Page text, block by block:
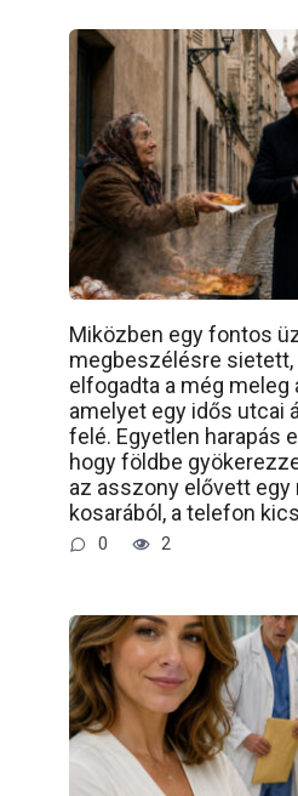
Miközben egy fontos
megbeszélésre
elfogadta a még meleg
amelyet egy idős utcai
felé. Egyetlen harapás
hogy földbe
az asszony elővett egy
kosarából, a telefon
0 2